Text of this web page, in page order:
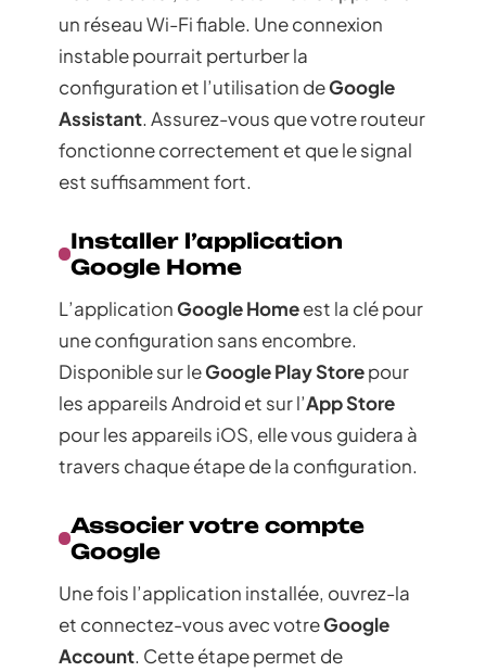
un réseau Wi-Fi fiable. Une connexion
instable pourrait perturber la
configuration et l’utilisation deGoogle
Assistant. Assurez-vous que votre routeur
fonctionne correctement et que le signal
est suffisamment fort.
Installer l’application
Google Home
L’applicationGoogle Homeest la clé pour
une configuration sans encombre.
Disponible sur leGoogle Play Storepour
les appareils Android et sur l’App Store
pour les appareils iOS, elle vous guidera à
travers chaque étape de la configuration.
Associer votre compte
Google
Une fois l’application installée, ouvrez-la
et connectez-vous avec votreGoogle
Account. Cette étape permet de